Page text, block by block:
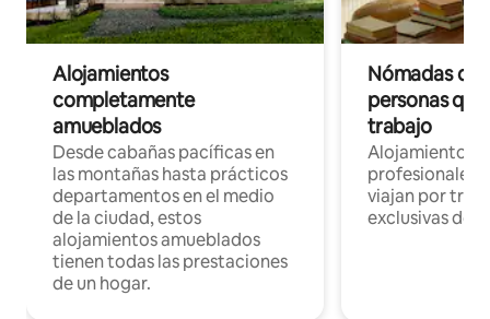
Alojamientos
completamente
amueblados
Desde cabañas pacíficas en
las montañas hasta prácticos
departamentos en el medio
de la ciudad, estos
alojamientos amueblados
tienen todas las prestaciones
de un hogar.
Nómadas
personas
trabajo
Alojamientos
profesionales
viajan por
exclusivas de